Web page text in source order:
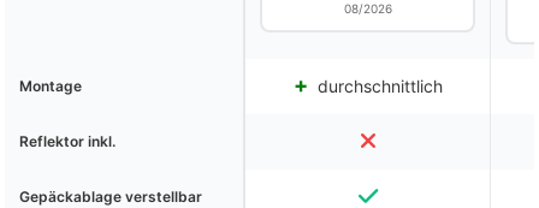
08/2026
Montage durchschnittlich
Reflektor inkl.
Gepäckablage verstellbar